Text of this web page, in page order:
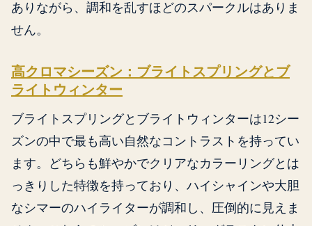
ありながら、調和を乱すほどのスパークルはありま
せん。
高クロマシーズン：ブライトスプリングとブ
ライトウィンター
ブライトスプリングとブライトウィンターは12シー
ズンの中で最も高い自然なコントラストを持ってい
ます。どちらも鮮やかでクリアなカラーリングとは
っきりした特徴を持っており、ハイシャインや大胆
なシマーのハイライターが調和し、圧倒的に見えま